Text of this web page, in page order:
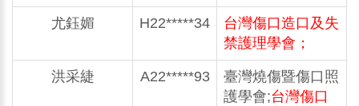
尤鈺媚 H22*****34
台灣傷口造口及失
禁護理學會；
洪采緁 A22*****93
臺灣燒傷暨傷口照
護學會;台灣傷口